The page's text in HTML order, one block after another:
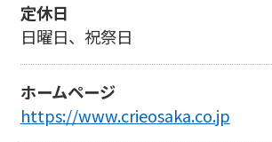
定休日
日曜日、祝祭日
ホームページ
https://www.crieosaka.co.jp